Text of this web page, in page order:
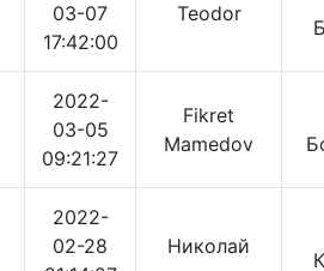
03-07
17:42:00
Teodor
2022-
03-05
09:21:27
Fikret
Mamedov
2022-
02-28
Николай